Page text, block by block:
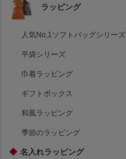
ラッピング
人気No,1ソフトバッグシリーズ
平袋シリーズ
巾着ラッピング
ギフトボックス
和風ラッピング
季節のラッピング
◆ 名入れラッピング